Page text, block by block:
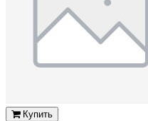
Купить